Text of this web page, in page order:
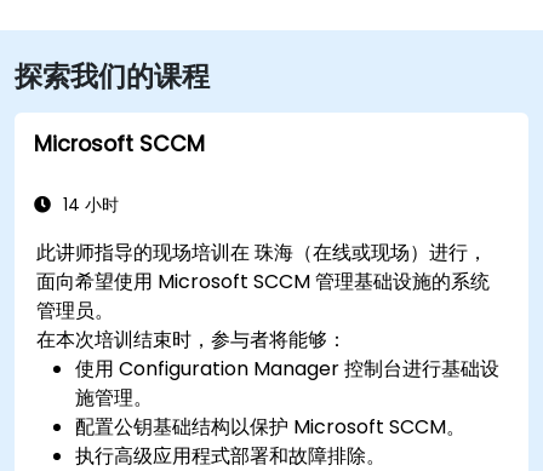
内外企业而言，雷格斯珠海钰海环球金融中心将会是价格合
理的最佳选择。 查看 珠海 的所有办公地点
探索我们的课程
Microsoft SCCM
14 小时
此讲师指导的现场培训在 珠海（在线或现场）进行，
面向希望使用 Microsoft SCCM 管理基础设施的系统
管理员。
在本次培训结束时，参与者将能够：
使用 Configuration Manager 控制台进行基础设
施管理。
配置公钥基础结构以保护 Microsoft SCCM。
执行高级应用程式部署和故障排除。